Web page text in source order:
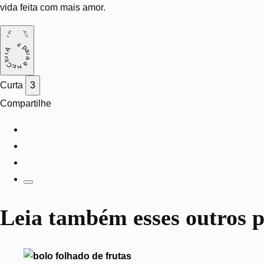
vida feita com mais amor.
ir para a RECEITA
ir para a RECEITA
Curta
3
Compartilhe
Leia também esses outros